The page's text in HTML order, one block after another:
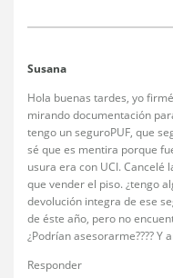
Susana
Hola buenas tardes, yo
mirando documentación
tengo un seguroPUF, que
sé que es mentira porque
usura era con UCI. Cancelé
que vender el piso. ¿tengo
devolución integra de ese
de éste año, pero no
¿Podrían asesorarme????
Responder